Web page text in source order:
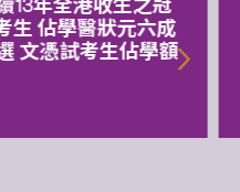
13年全港收生之冠
生 佔學醫狀元六成
文憑試考生佔學額